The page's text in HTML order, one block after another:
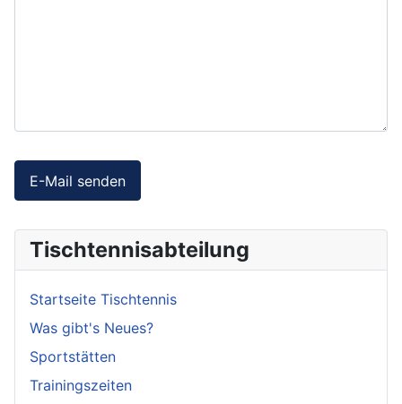
Tischtennisabteilung
Startseite Tischtennis
Was gibt's Neues?
Sportstätten
Trainingszeiten
E-Mail senden